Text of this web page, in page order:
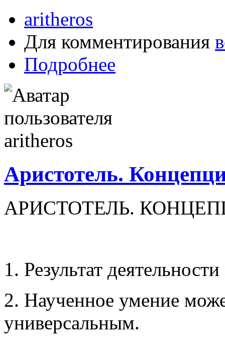
aritheros
Для комментирования
Подробнее
Аристотель.
АРИСТОТЕЛЬ.
1. Результат
2. Научен­ное умение
универсальным.